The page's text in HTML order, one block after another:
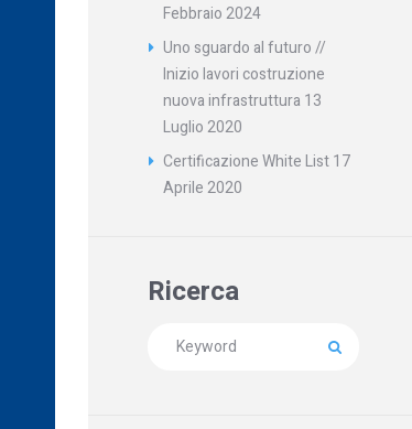
Febbraio 2024
Uno sguardo al futuro //
Inizio lavori costruzione
nuova infrastruttura 13
Luglio 2020
Certificazione White List17
Aprile 2020
Ricerca